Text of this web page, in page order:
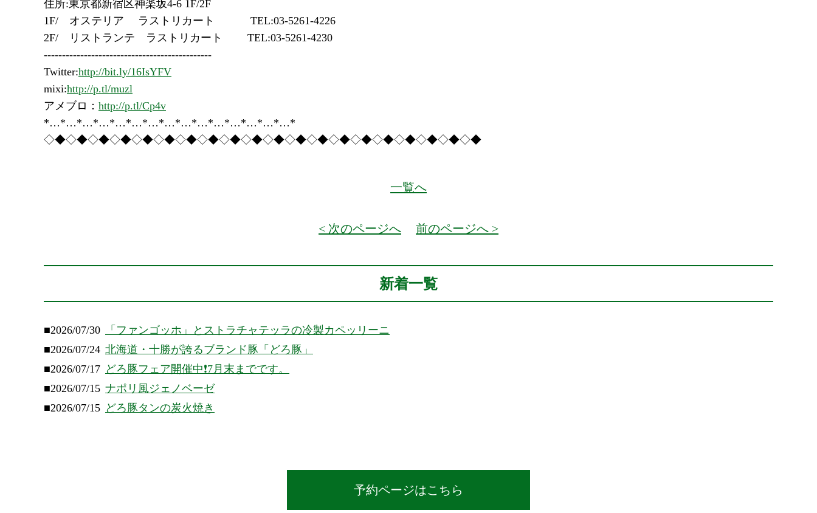
住所:東京都新宿区神楽坂4-6 1F/2F
1F/ オステリア ラストリカート TEL:03-5261-4226
2F/ リストランテ ラストリカート TEL:03-5261-4230
----------------------------------------------
Twitter:http://bit.ly/16IsYFV
mixi:http://p.tl/muzl
アメブロ： http://p.tl/Cp4v
*…*…*…*…*…*…*…*…*…*…*…*…*…*…*…*
◇◆◇◆◇◆◇◆◇◆◇◆◇◆◇◆◇◆◇◆◇◆◇◆◇◆◇◆◇◆◇◆◇◆◇◆◇◆◇◆
一覧へ
< 次のページへ 前のページへ >
新着一覧
■2026/07/30
「ファンゴッホ」とストラチャテッラの冷製カペッリーニ
■2026/07/24 北海道・十勝が誇るブランド豚「どろ豚」
■2026/07/17 どろ豚フェア開催中❗️7月末までです。
■2026/07/15 ナポリ風ジェノベーゼ
■2026/07/15 どろ豚タンの炭火焼き
予約ページはこちら